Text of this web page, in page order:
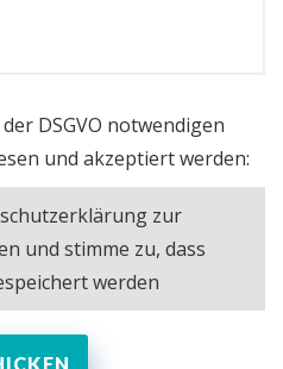
DSGVO notwendigen
und akzeptiert werden:
zur
und stimme zu, dass
werden